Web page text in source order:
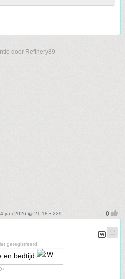
door Refinery89
juni 2026 @ 21:18 • 229
geregistreerd.
en bedtijd